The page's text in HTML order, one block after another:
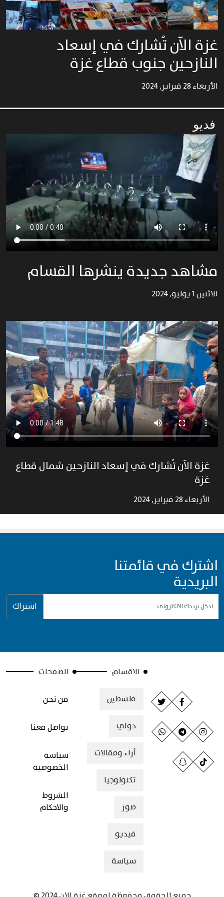
غزة الآن تُشارك في إسعاد
النازحين جنوب قطاع غزة
الأربعاء 28 فبراير, 2024
فديو
مشاهد جديدة ينشرها القسام
الاثنين 1 يوليو, 2024
غزة الآن تُشارك في إسعاد النازحين شمال قطاع
غزة
الأربعاء 28 فبراير, 2024
اشترك في قائمتنا
البريدية
اشتراك
الاقسام
فلسطين
دولي
أراء ومقالات
تكنولوجيا
صور
فيديو
سياسة
الصفحات
من نحن
تواصل معنا
سياسة
الخصوصية
الشروط
والاحكام